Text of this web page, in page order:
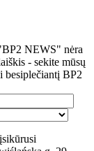
NEWS" nėra
- sekite mūsų
besiplečiantį BP2